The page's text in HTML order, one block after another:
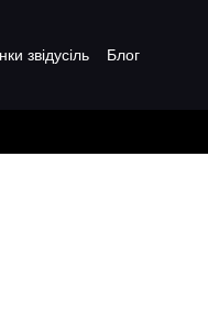
звідусіль
Блог